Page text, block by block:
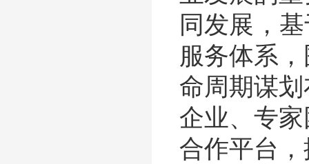
同发展，
服务体系
命周期谋
企业、专
合作平台